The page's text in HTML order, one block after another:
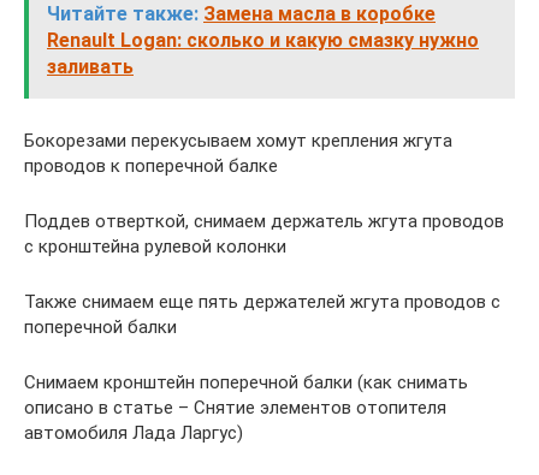
Читайте также: Замена масла в коробке
Renault Logan: сколько и какую смазку нужно
заливать
Бокорезами перекусываем хомут крепления жгута
проводов к поперечной балке
Поддев отверткой, снимаем держатель жгута проводов
с кронштейна рулевой колонки
Также снимаем еще пять держателей жгута проводов с
поперечной балки
Снимаем кронштейн поперечной балки (как снимать
описано в статье – Снятие элементов отопителя
автомобиля Лада Ларгус)